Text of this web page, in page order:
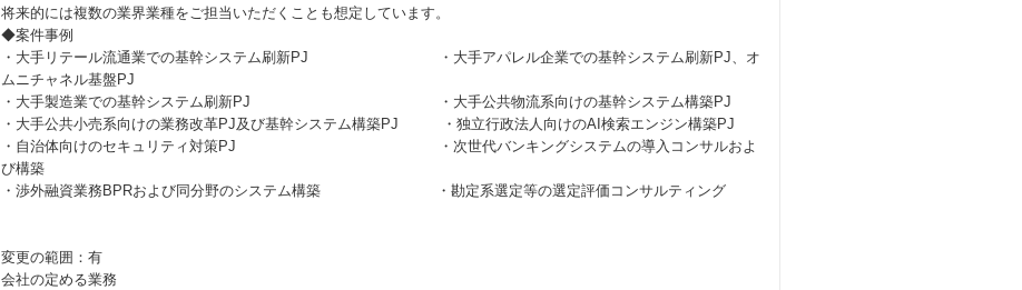
将来的には複数の業界業種をご担当いただくことも想定しています。
◆案件事例
・大手リテール流通業での基幹システム刷新PJ ・大手アパレル企業での基幹システム刷新PJ、オ
ムニチャネル基盤PJ
・大手製造業での基幹システム刷新PJ ・大手公共物流系向けの基幹システム構築PJ
・大手公共小売系向けの業務改革PJ及び基幹システム構築PJ ・独立行政法人向けのAI検索エンジン構築PJ
・自治体向けのセキュリティ対策PJ ・次世代バンキングシステムの導入コンサルおよ
び構築
・渉外融資業務BPRおよび同分野のシステム構築 ・勘定系選定等の選定評価コンサルティング
変更の範囲：有
会社の定める業務